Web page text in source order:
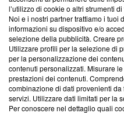
Team editoriale
Corporate
Redazione
Informativa Privacy
Cookie Policy
Blasting SA, IDI CHE-
l’utilizzo di cookie o altri strumenti
Noi e i nostri partner trattiamo i tuoi
informazioni su dispositivo e/o
selezione della pubblicità. Creare
Utilizzare profili per la selezione di
per la personalizzazione dei
contenuti personalizzati. Misurare
prestazioni dei contenuti.
combinazione di dati provenienti
servizi. Utilizzare dati limitati per la
Per conoscere nel dettaglio quali